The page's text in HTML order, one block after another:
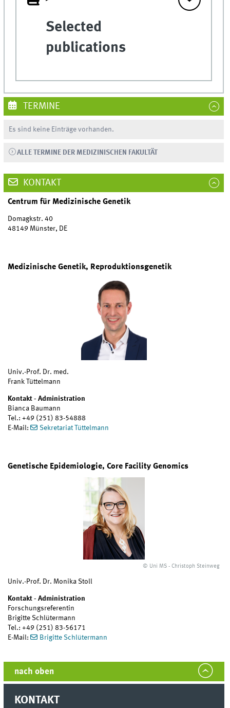
Selected
publications
TERMINE
Es sind keine Einträge vorhanden.
ALLE TERMINE DER MEDIZINISCHEN FAKULTÄT
KONTAKT
Centrum für Medizinische Genetik
Domagkstr. 40
48149 Münster, DE
Medizinische Genetik, Reproduktionsgenetik
Univ.-Prof. Dr. med.
Frank Tüttelmann
Kontakt - Administration
Bianca Baumann
Tel.: +49 (251) 83-54888
E-Mail:
Sekretariat Tüttelmann
Genetische Epidemiologie, Core Facility Genomics
© Uni MS - Christoph Steinweg
Univ.-Prof. Dr. Monika Stoll
Kontakt - Administration
Forschungsreferentin
Brigitte Schlütermann
Tel.: +49 (251) 83-56171
E-Mail:
Brigitte Schlütermann
nach oben
KONTAKT